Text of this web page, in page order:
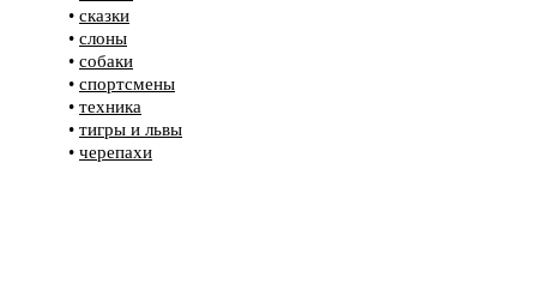
• сказки
• слоны
• собаки
• спортсмены
• техника
• тигры и львы
• черепахи